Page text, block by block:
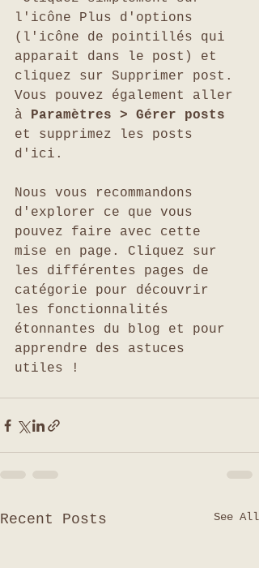
l'icône Plus d'options
(l'icône de pointillés qui
apparait dans le post) et
cliquez sur Supprimer post.
Vous pouvez également aller
à Paramètres > Gérer posts
et supprimez les posts
d'ici.
Nous vous recommandons
d'explorer ce que vous
pouvez faire avec cette
mise en page. Cliquez sur
les différentes pages de
catégorie pour découvrir
les fonctionnalités
étonnantes du blog et pour
apprendre des astuces
utiles !
Recent Posts See All